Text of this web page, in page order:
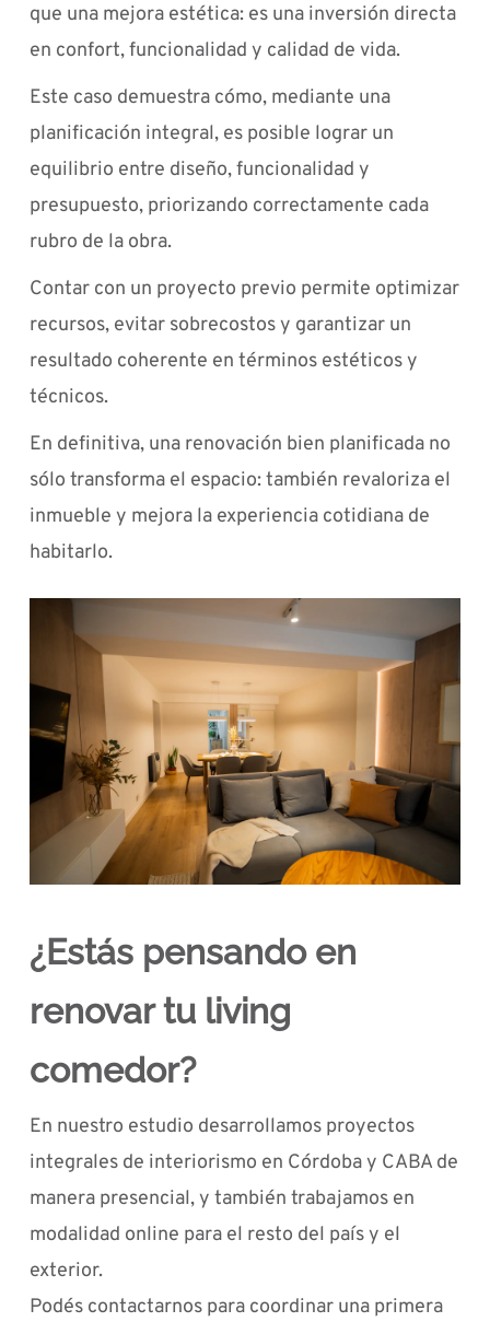
que una mejora estética: es una inversión directa
en confort, funcionalidad y calidad de vida.
Este caso demuestra cómo, mediante una
planificación integral, es posible lograr un
equilibrio entre diseño, funcionalidad y
presupuesto, priorizando correctamente cada
rubro de la obra.
Contar con un proyecto previo permite optimizar
recursos, evitar sobrecostos y garantizar un
resultado coherente en términos estéticos y
técnicos.
En definitiva, una renovación bien planificada no
sólo transforma el espacio: también revaloriza el
inmueble y mejora la experiencia cotidiana de
habitarlo.
¿Estás pensando en
renovar tu living
comedor?
En nuestro estudio desarrollamos proyectos
integrales de interiorismo en Córdoba y CABA de
manera presencial, y también trabajamos en
modalidad online para el resto del país y el
exterior.
Podés contactarnos para coordinar una primera